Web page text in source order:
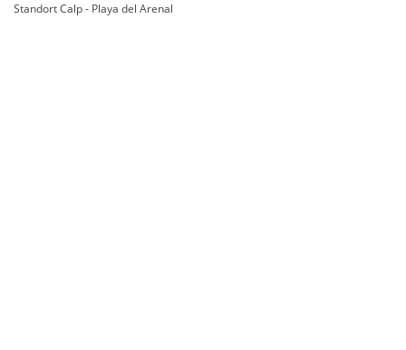
Standort Calp - Playa del Arenal